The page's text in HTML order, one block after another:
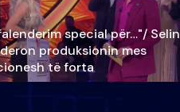
special për…"/ Selin
produksionin mes
të forta